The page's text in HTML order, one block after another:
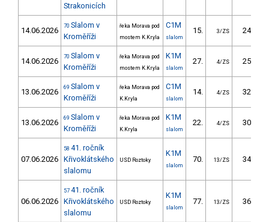
Strakonicích
14.06.2026 70 Slalom v
Kroměříži
řeka Morava pod
mostem K.Kryla
C1M
slalom
15. 3/ZS 24.40
14.06.2026 70 Slalom v
Kroměříži
řeka Morava pod
mostem K.Kryla
K1M
slalom
27. 4/ZS 25.80
13.06.2026 69 Slalom v
Kroměříži
řeka Morava pod
K.Kryla
C1M
slalom
14. 4/ZS 32.10
13.06.2026 69 Slalom v
Kroměříži
řeka Morava pod
K.Kryla
K1M
slalom
22. 4/ZS 30.80
07.06.2026
58 41. ročník
Křivoklátského
slalomu
USD Roztoky
K1M
slalom
70. 13/ZS 34.68
06.06.2026
57 41. ročník
Křivoklátského
slalomu
USD Roztoky
K1M
slalom
77. 13/ZS 36.63